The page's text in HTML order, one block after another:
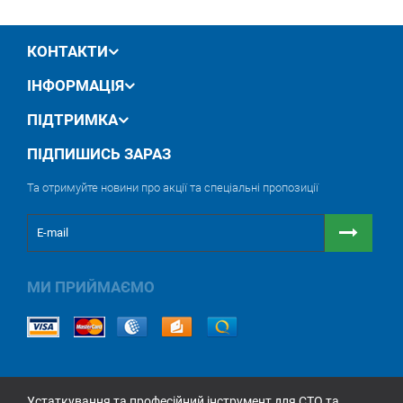
КОНТАКТИ
ІНФОРМАЦІЯ
ПІДТРИМКА
ПІДПИШИСЬ ЗАРАЗ
Та отримуйте новини про акції та спеціальні пропозиції
МИ ПРИЙМАЄМО